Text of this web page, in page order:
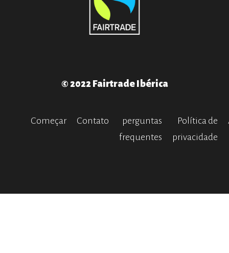
© 2022 Fairtrade Ibérica
Começar Contato
perguntas
frequentes
Política de
privacidade